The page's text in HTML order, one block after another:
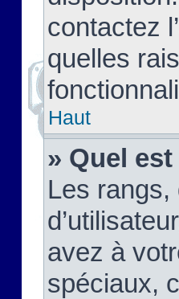
contactez
quelles
Haut
» Quel
Les
avez à
spéciaux,